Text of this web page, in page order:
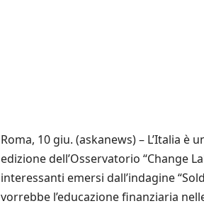
Roma, 10 giu. (askanews) – L’Italia
edizione dell’Osservatorio “Change
interessanti emersi dall’indagine
vorrebbe l’educazione finanziaria